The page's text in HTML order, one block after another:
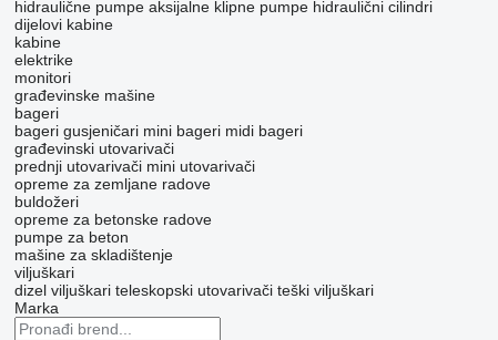
hidraulične pumpe aksijalne klipne pumpe hidraulični cilindri
dijelovi kabine
kabine
elektrike
monitori
građevinske mašine
bageri
bageri gusjeničari mini bageri midi bageri
građevinski utovarivači
prednji utovarivači mini utovarivači
opreme za zemljane radove
buldožeri
opreme za betonske radove
pumpe za beton
mašine za skladištenje
viljuškari
dizel viljuškari teleskopski utovarivači teški viljuškari
Marka